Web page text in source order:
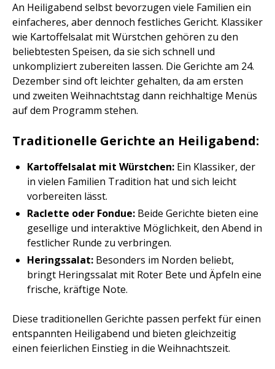
An Heiligabend selbst bevorzugen viele Familien ein
einfacheres, aber dennoch festliches Gericht. Klassiker
wie Kartoffelsalat mit Würstchen gehören zu den
beliebtesten Speisen, da sie sich schnell und
unkompliziert zubereiten lassen. Die Gerichte am 24.
Dezember sind oft leichter gehalten, da am ersten
und zweiten Weihnachtstag dann reichhaltige Menüs
auf dem Programm stehen.
Traditionelle Gerichte an Heiligabend:
Kartoffelsalat mit Würstchen: Ein Klassiker, der
in vielen Familien Tradition hat und sich leicht
vorbereiten lässt.
Raclette oder Fondue: Beide Gerichte bieten eine
gesellige und interaktive Möglichkeit, den Abend in
festlicher Runde zu verbringen.
Heringssalat: Besonders im Norden beliebt,
bringt Heringssalat mit Roter Bete und Äpfeln eine
frische, kräftige Note.
Diese traditionellen Gerichte passen perfekt für einen
entspannten Heiligabend und bieten gleichzeitig
einen feierlichen Einstieg in die Weihnachtszeit.